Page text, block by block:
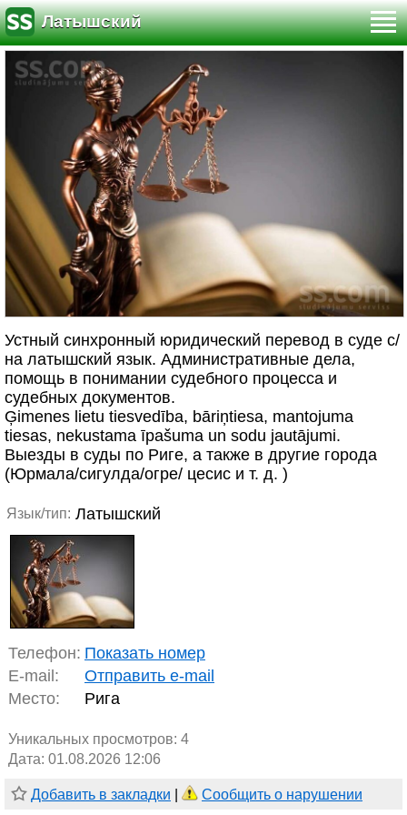
Латышский
Устный синхронный юридический перевод в суде с/
на латышский язык. Административные дела,
помощь в понимании судебного процесса и
судебных документов.
Ģimenes lietu tiesvedība, bāriņtiesa, mantojuma
tiesas, nekustama īpašuma un sodu jautājumi.
Выезды в суды по Риге, а также в другие города
(Юрмала/сигулда/огре/ цесис и т. д. )
Язык/тип: Латышский
Телефон: Показать номер
E-mail:
Отправить e-mail
Место:
Рига
Уникальных просмотров: 4
Дата: 01.08.2026 12:06
Добавить в закладки Сообщить о нарушении